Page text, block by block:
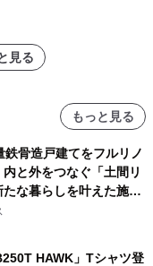
見る
もっと見る
鉄骨造戸建てをフルリノ
と外をつなぐ「土間リ
たな暮らしを叶えた施工
アースが公開
HAWK」Tシャツ登